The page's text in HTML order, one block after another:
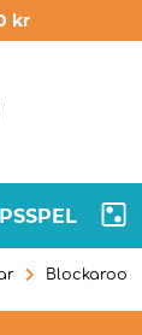
kr
Blockaroo